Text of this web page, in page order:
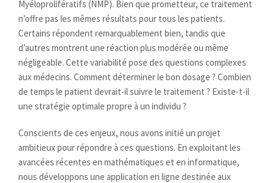
Myéloprolifératifs (NMP). Bien que prometteur, ce traitement
n’offre pas les mêmes résultats pour tous les patients.
Certains répondent remarquablement bien, tandis que
d’autres montrent une réaction plus modérée ou même
négligeable. Cette variabilité pose des questions complexes
aux médecins. Comment déterminer le bon dosage ? Combien
de temps le patient devrait-il suivre le traitement ? Existe-t-il
une stratégie optimale propre à un individu ?
Conscients de ces enjeux, nous avons initié un projet
ambitieux pour répondre à ces questions. En exploitant les
avancées récentes en mathématiques et en informatique,
nous développons une application en ligne destinée aux